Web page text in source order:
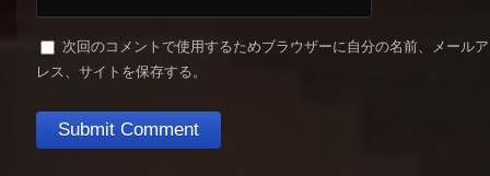
次回のコメントで使用するためブラウザーに自分の名前、メール
レス、サイトを保存する。